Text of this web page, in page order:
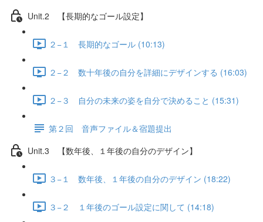
Unit.2 【長期的なゴール設定】
２−１ 長期的なゴール (10:13)
２−２ 数十年後の自分を詳細にデザインする (16:03)
２−３ 自分の未来の姿を自分で決めること (15:31)
第２回 音声ファイル＆宿題提出
Unit.3 【数年後、１年後の自分のデザイン】
３−１ 数年後、１年後の自分のデザイン (18:22)
３−２ １年後のゴール設定に関して (14:18)